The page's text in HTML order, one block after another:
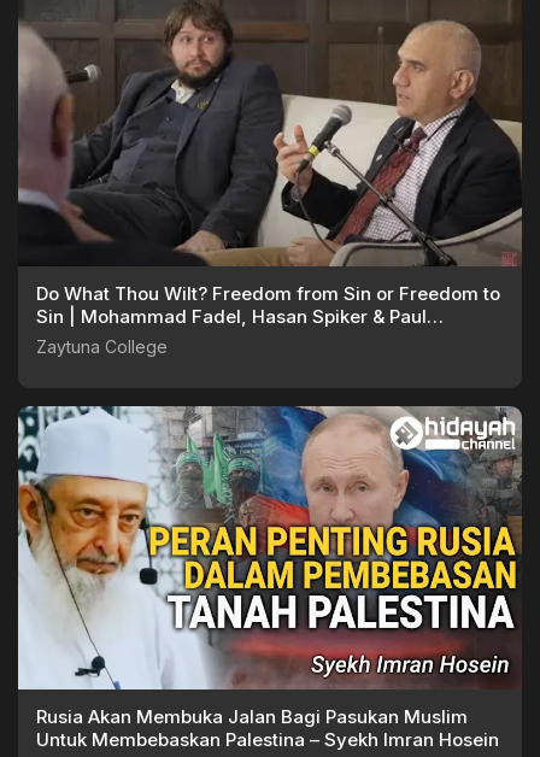
Do What Thou Wilt? Freedom from Sin or Freedom to
Sin | Mohammad Fadel, Hasan Spiker & Paul
Williams
Zaytuna College
Rusia Akan Membuka Jalan Bagi Pasukan Muslim
Untuk Membebaskan Palestina – Syekh Imran Hosein